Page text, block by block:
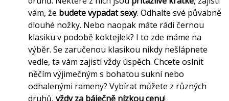
vám, že budete vypadat sexy. Odhalte své půvabně
dlouhé nožky. Nebo naopak máte rádi černou
klasiku v podobě koktejlek? I to zde máme na
výběr. Se zaručenou klasikou nikdy nešlápnete
vedle, ta vám zajistí vždy úspěch. Chcete oslnit
něčím výjimečným s bohatou sukní nebo
odhalenými rameny? Vybírat můžete z různých
druhů, vždy za báječně nízkou cenu!